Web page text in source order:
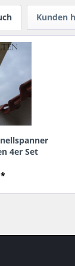
Kunden
4er Set
*